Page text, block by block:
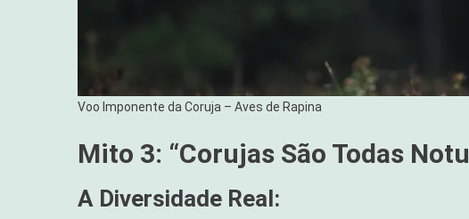
Voo Imponente da Coruja – Aves de Rapina
Mito 3: “Corujas São Todas
A Diversidade Real: